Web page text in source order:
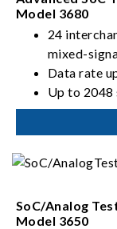
Model 3680
24
mixed-
Data rate
Up to
Up to
SoC/Analog
Model 3650